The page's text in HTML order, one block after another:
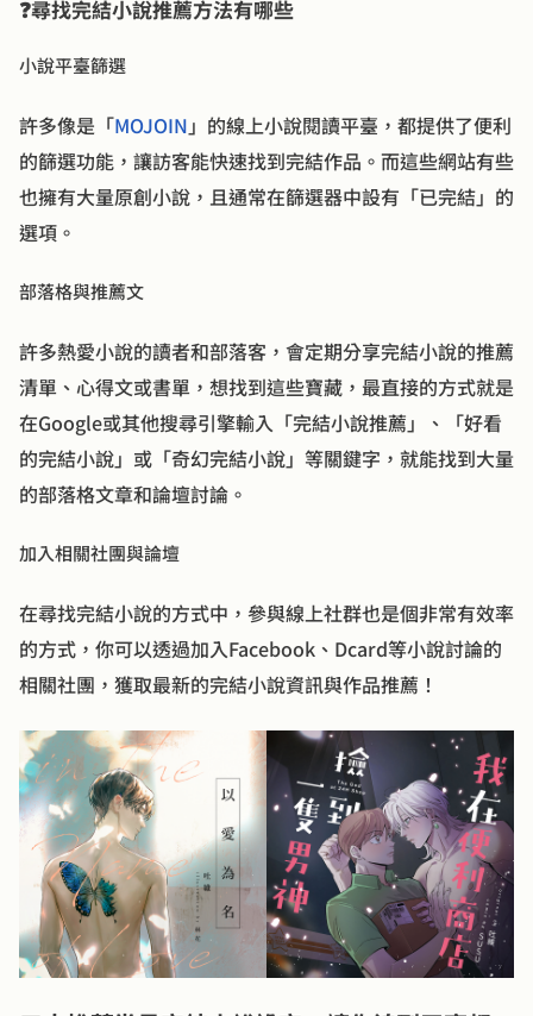
❓尋找完結小說推薦方法有哪些
小說平臺篩選
許多像是「MOJOIN 」的線上小說閱讀平臺，都提供了便利
的篩選功能，讓訪客能快速找到完結作品。而這些網站有些
也擁有大量原創小說，且通常在篩選器中設有「已完結」的
選項。
部落格與推薦文
許多熱愛小說的讀者和部落客，會定期分享完結小說的推薦
清單、心得文或書單，想找到這些寶藏，最直接的方式就是
在Google或其他搜尋引擎輸入「完結小說推薦」、「好看
的完結小說」或「奇幻完結小說」等關鍵字，就能找到大量
的部落格文章和論壇討論。
加入相關社團與論壇
在尋找完結小說的方式中，參與線上社群也是個非常有效率
的方式，你可以透過加入Facebook、Dcard等小說討論的
相關社團，獲取最新的完結小說資訊與作品推薦！